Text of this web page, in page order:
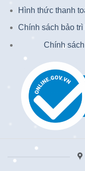
Hình thức thanh
Chính sách bảo trì
Chính